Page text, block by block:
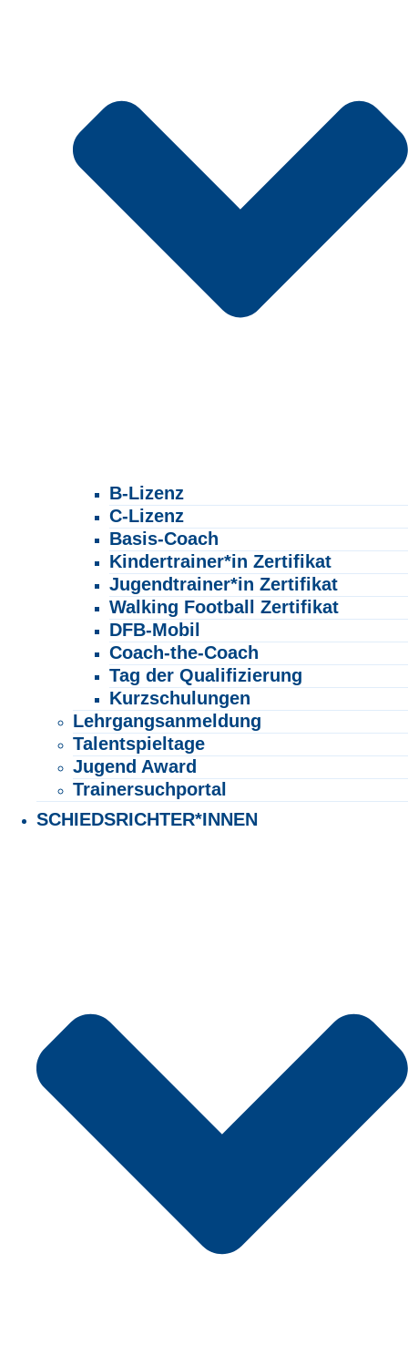
B-Lizenz
C-Lizenz
Basis-Coach
Kindertrainer*in Zertifikat
Jugendtrainer*in Zertifikat
Walking Football Zertifikat
DFB-Mobil
Coach-the-Coach
Tag der Qualifizierung
Kurzschulungen
Lehrgangsanmeldung
Talentspieltage
Jugend Award
Trainersuchportal
SCHIEDSRICHTER*INNEN